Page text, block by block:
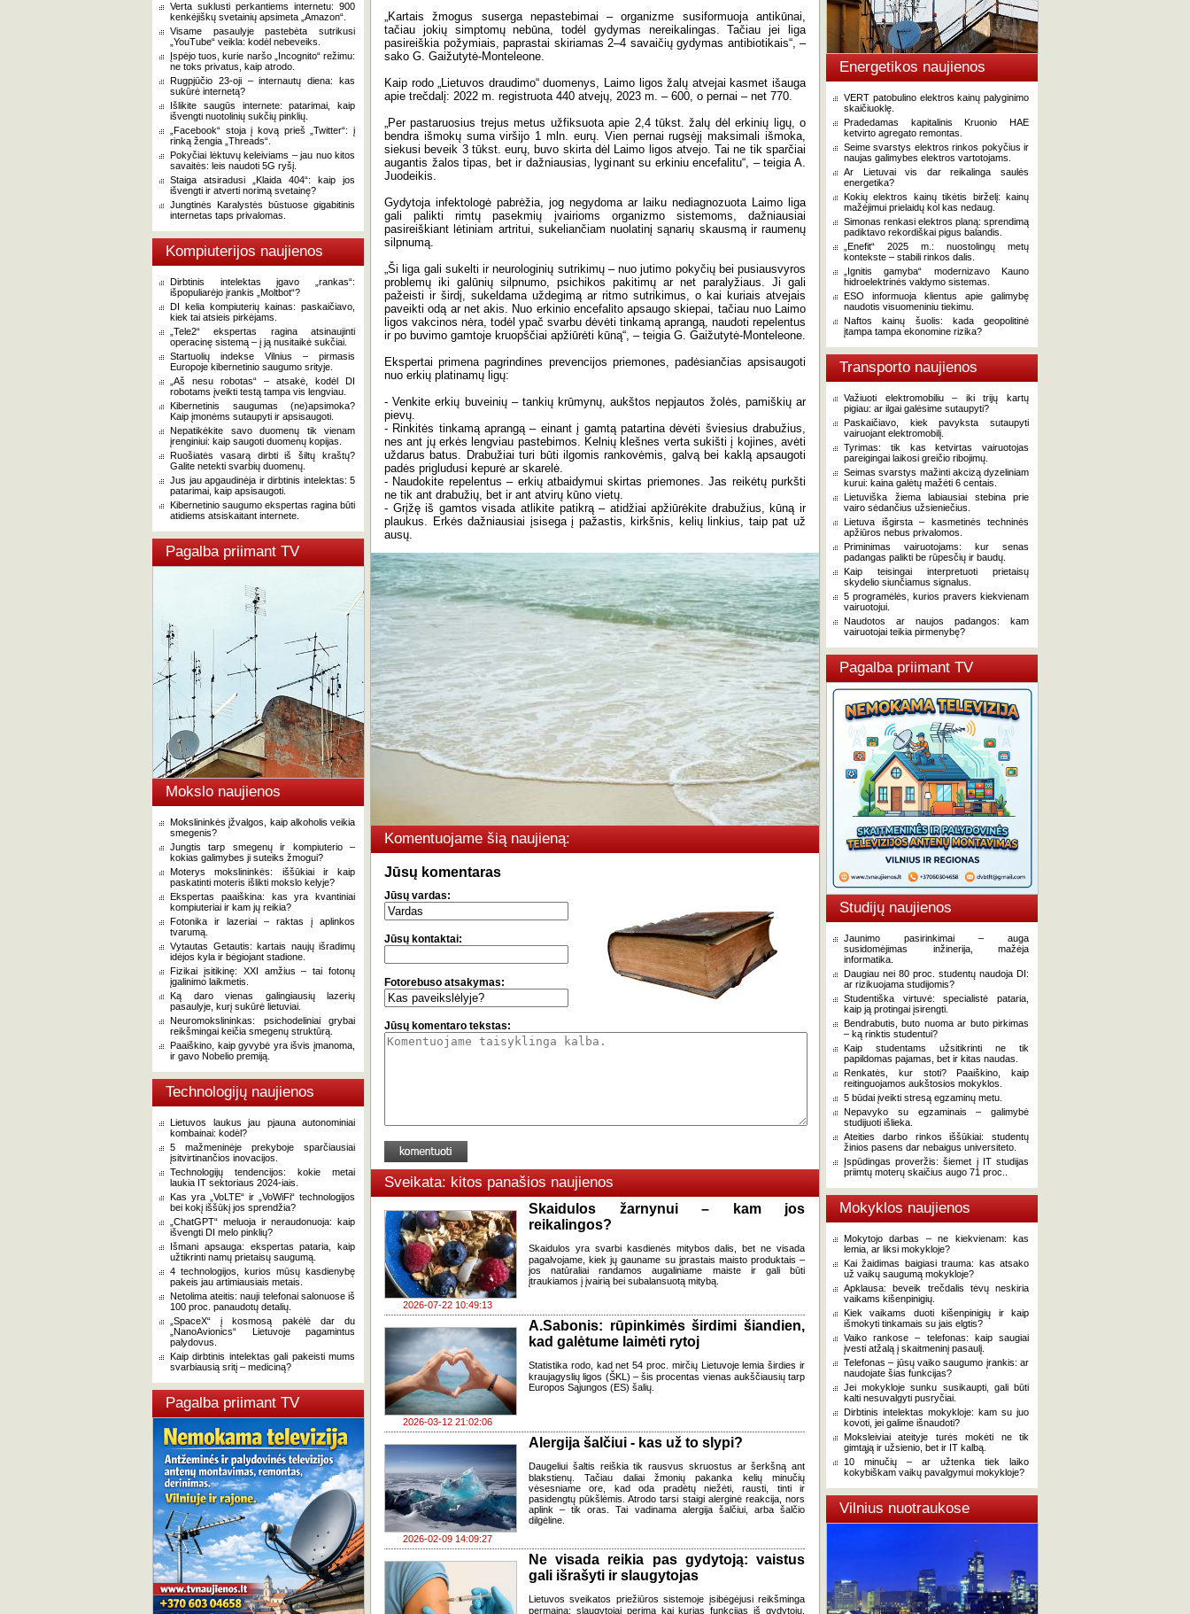
Verta suklusti perkantiems internetu: 900
kenkėjiškų svetainių apsimeta „Amazon“.
Visame pasaulyje pastebėta sutrikusi
„YouTube“ veikla: kodėl nebeveiks.
Įspėjo tuos, kurie naršo „Incognito“ režimu:
ne toks privatus, kaip atrodo.
Rugpjūčio 23-oji – internautų diena: kas
sukūrė internetą?
Išlikite saugūs internete: patarimai, kaip
išvengti nuotolinių sukčių pinklių.
„Facebook“ stoja į kovą prieš „Twitter“: į
rinką žengia „Threads“.
Pokyčiai lėktuvų keleiviams – jau nuo kitos
savaitės: leis naudoti 5G ryšį.
Staiga atsiradusi „Klaida 404“: kaip jos
išvengti ir atverti norimą svetainę?
Jungtinės Karalystės būstuose gigabitinis
internetas taps privalomas.
Kompiuterijos naujienos
Dirbtinis intelektas įgavo „rankas“:
išpopuliarėjo įrankis „Moltbot“?
DI kelia kompiuterių kainas: paskaičiavo,
kiek tai atsieis pirkėjams.
„Tele2“ ekspertas ragina atsinaujinti
operacinę sistemą – į ją nusitaikė sukčiai.
Startuolių indekse Vilnius – pirmasis
Europoje kibernetinio saugumo srityje.
„Aš nesu robotas“ – atsakė, kodėl DI
robotams įveikti testą tampa vis lengviau.
Kibernetinis saugumas (ne)apsimoka?
Kaip įmonėms sutaupyti ir apsisaugoti.
Nepatikėkite savo duomenų tik vienam
įrenginiui: kaip saugoti duomenų kopijas.
Ruošiatės vasarą dirbti iš šiltų kraštų?
Galite netekti svarbių duomenų.
Jus jau apgaudinėja ir dirbtinis intelektas: 5
patarimai, kaip apsisaugoti.
Kibernetinio saugumo ekspertas ragina būti
atidiems atsiskaitant internete.
Pagalba priimant TV
Mokslo naujienos
Mokslininkės įžvalgos, kaip alkoholis veikia
smegenis?
Jungtis tarp smegenų ir kompiuterio –
kokias galimybes ji suteiks žmogui?
Moterys mokslininkės: iššūkiai ir kaip
paskatinti moteris išlikti mokslo kelyje?
Ekspertas paaiškina: kas yra kvantiniai
kompiuteriai ir kam jų reikia?
Fotonika ir lazeriai – raktas į aplinkos
tvarumą.
Vytautas Getautis: kartais naujų išradimų
idėjos kyla ir bėgiojant stadione.
Fizikai įsitikinę: XXI amžius – tai fotonų
įgalinimo laikmetis.
Ką daro vienas galingiausių lazerių
pasaulyje, kurį sukūrė lietuviai.
Neuromokslininkas: psichodeliniai grybai
reikšmingai keičia smegenų struktūrą.
Paaiškino, kaip gyvybė yra išvis įmanoma,
ir gavo Nobelio premiją.
Technologijų naujienos
Lietuvos laukus jau pjauna autonominiai
kombainai: kodėl?
5 mažmeninėje prekyboje sparčiausiai
įsitvirtinančios inovacijos.
Technologijų tendencijos: kokie metai
laukia IT sektoriaus 2024-iais.
Kas yra „VoLTE“ ir „VoWiFi“ technologijos
bei kokį iššūkį jos sprendžia?
„ChatGPT“ meluoja ir neraudonuoja: kaip
išvengti DI melo pinklių?
Išmani apsauga: ekspertas pataria, kaip
užtikrinti namų prietaisų saugumą.
4 technologijos, kurios mūsų kasdienybę
pakeis jau artimiausiais metais.
Netolima ateitis: nauji telefonai salonuose iš
100 proc. panaudotų detalių.
„SpaceX“ į kosmosą pakėlė dar du
„NanoAvionics“ Lietuvoje pagamintus
palydovus.
Kaip dirbtinis intelektas gali pakeisti mums
svarbiausią sritį – mediciną?
Pagalba priimant TV
„Kartais žmogus suserga nepastebimai – organizme susiformuoja antikūnai,
tačiau jokių simptomų nebūna, todėl gydymas nereikalingas. Tačiau jei liga
pasireiškia požymiais, paprastai skiriamas 2–4 savaičių gydymas antibiotikais“, –
sako G. Gaižutytė-Monteleone.
Kaip rodo „Lietuvos draudimo“ duomenys, Laimo ligos žalų atvejai kasmet išauga
apie trečdalį: 2022 m. registruota 440 atvejų, 2023 m. – 600, o pernai – net 770.
„Per pastaruosius trejus metus užfiksuota apie 2,4 tūkst. žalų dėl erkinių ligų, o
bendra išmokų suma viršijo 1 mln. eurų. Vien pernai rugsėjį maksimali išmoka,
siekusi beveik 3 tūkst. eurų, buvo skirta dėl Laimo ligos atvejo. Tai ne tik sparčiai
augantis žalos tipas, bet ir dažniausias, lyginant su erkiniu encefalitu“, – teigia A.
Juodeikis.
Gydytoja infektologė pabrėžia, jog negydoma ar laiku nediagnozuota Laimo liga
gali palikti rimtų pasekmių įvairioms organizmo sistemoms, dažniausiai
pasireiškiant lėtiniam artritui, sukeliančiam nuolatinį sąnarių skausmą ir raumenų
silpnumą.
„Ši liga gali sukelti ir neurologinių sutrikimų – nuo jutimo pokyčių bei pusiausvyros
problemų iki galūnių silpnumo, psichikos pakitimų ar net paralyžiaus. Ji gali
pažeisti ir širdį, sukeldama uždegimą ar ritmo sutrikimus, o kai kuriais atvejais
paveikti odą ar net akis. Nuo erkinio encefalito apsaugo skiepai, tačiau nuo Laimo
ligos vakcinos nėra, todėl ypač svarbu dėvėti tinkamą aprangą, naudoti repelentus
ir po buvimo gamtoje kruopščiai apžiūrėti kūną“, – teigia G. Gaižutytė-Monteleone.
Ekspertai primena pagrindines prevencijos priemones, padėsiančias apsisaugoti
nuo erkių platinamų ligų:
- Venkite erkių buveinių – tankių krūmynų, aukštos nepjautos žolės, pamiškių ar
pievų.
- Rinkitės tinkamą aprangą – einant į gamtą patartina dėvėti šviesius drabužius,
nes ant jų erkės lengviau pastebimos. Kelnių klešnes verta sukišti į kojines, avėti
uždarus batus. Drabužiai turi būti ilgomis rankovėmis, galvą bei kaklą apsaugoti
padės prigludusi kepurė ar skarelė.
- Naudokite repelentus – erkių atbaidymui skirtas priemones. Jas reikėtų purkšti
ne tik ant drabužių, bet ir ant atvirų kūno vietų.
- Grįžę iš gamtos visada atlikite patikrą – atidžiai apžiūrėkite drabužius, kūną ir
plaukus. Erkės dažniausiai įsisega į pažastis, kirkšnis, kelių linkius, taip pat už
ausų.
Komentuojame šią naujieną:
Jūsų komentaras
Jūsų vardas:
Jūsų kontaktai:
Fotorebuso atsakymas:
Jūsų komentaro tekstas:
Sveikata: kitos panašios naujienos
2026-07-22 10:49:13
Skaidulos žarnynui – kam jos
reikalingos?
Skaidulos yra svarbi kasdienės mitybos dalis, bet ne visada
pagalvojame, kiek jų gauname su įprastais maisto produktais –
jos natūraliai randamos augaliniame maiste ir gali būti
įtraukiamos į įvairią bei subalansuotą mitybą.
2026-03-12 21:02:06
A.Sabonis: rūpinkimės širdimi šiandien,
kad galėtume laimėti rytoj
Statistika rodo, kad net 54 proc. mirčių Lietuvoje lemia širdies ir
kraujagyslių ligos (ŠKL) – šis procentas vienas aukščiausių tarp
Europos Sąjungos (ES) šalių.
2026-02-09 14:09:27
Alergija šalčiui - kas už to slypi?
Daugeliui šaltis reiškia tik rausvus skruostus ar šerkšną ant
blakstienų. Tačiau daliai žmonių pakanka kelių minučių
vėsesniame ore, kad oda pradėtų niežėti, rausti, tinti ir
pasidengtų pūkšlėmis. Atrodo tarsi staigi alerginė reakcija, nors
aplink – tik oras. Tai vadinama alergija šalčiui, arba šalčio
dilgėline.
Ne visada reikia pas gydytoją: vaistus
gali išrašyti ir slaugytojas
Lietuvos sveikatos priežiūros sistemoje įsibėgėjusi reikšminga
permaina: slaugytojai perima kai kurias funkcijas iš gydytojų,
Energetikos naujienos
VERT patobulino elektros kainų palyginimo
skaičiuoklę.
Pradedamas kapitalinis Kruonio HAE
ketvirto agregato remontas.
Seime svarstys elektros rinkos pokyčius ir
naujas galimybes elektros vartotojams.
Ar Lietuvai vis dar reikalinga saulės
energetika?
Kokių elektros kainų tikėtis birželį: kainų
mažėjimui prielaidų kol kas nedaug.
Simonas renkasi elektros planą: sprendimą
padiktavo rekordiškai pigus balandis.
„Enefit“ 2025 m.: nuostolingų metų
kontekste – stabili rinkos dalis.
„Ignitis gamyba“ modernizavo Kauno
hidroelektrinės valdymo sistemas.
ESO informuoja klientus apie galimybę
naudotis visuomeniniu tiekimu.
Naftos kainų šuolis: kada geopolitinė
įtampa tampa ekonomine rizika?
Transporto naujienos
Važiuoti elektromobiliu – iki trijų kartų
pigiau: ar ilgai galėsime sutaupyti?
Paskaičiavo, kiek pavyksta sutaupyti
vairuojant elektromobilį.
Tyrimas: tik kas ketvirtas vairuotojas
pareigingai laikosi greičio ribojimų.
Seimas svarstys mažinti akcizą dyzeliniam
kurui: kaina galėtų mažėti 6 centais.
Lietuviška žiema labiausiai stebina prie
vairo sėdančius užsieniečius.
Lietuva išgirsta – kasmetinės techninės
apžiūros nebus privalomos.
Priminimas vairuotojams: kur senas
padangas palikti be rūpesčių ir baudų.
Kaip teisingai interpretuoti prietaisų
skydelio siunčiamus signalus.
5 programėlės, kurios pravers kiekvienam
vairuotojui.
Naudotos ar naujos padangos: kam
vairuotojai teikia pirmenybę?
Pagalba priimant TV
Studijų naujienos
Jaunimo pasirinkimai – auga
susidomėjimas inžinerija, mažėja
informatika.
Daugiau nei 80 proc. studentų naudoja DI:
ar rizikuojama studijomis?
Studentiška virtuvė: specialistė pataria,
kaip ją protingai įsirengti.
Bendrabutis, buto nuoma ar buto pirkimas
– ką rinktis studentui?
Kaip studentams užsitikrinti ne tik
papildomas pajamas, bet ir kitas naudas.
Renkatės, kur stoti? Paaiškino, kaip
reitinguojamos aukštosios mokyklos.
5 būdai įveikti stresą egzaminų metu.
Nepavyko su egzaminais – galimybė
studijuoti išlieka.
Ateities darbo rinkos iššūkiai: studentų
žinios pasens dar nebaigus universiteto.
Įspūdingas proveržis: šiemet į IT studijas
priimtų moterų skaičius augo 71 proc..
Mokyklos naujienos
Mokytojo darbas – ne kiekvienam: kas
lemia, ar liksi mokykloje?
Kai žaidimas baigiasi trauma: kas atsako
už vaikų saugumą mokykloje?
Apklausa: beveik trečdalis tėvų neskiria
vaikams kišenpinigių.
Kiek vaikams duoti kišenpinigių ir kaip
išmokyti tinkamais su jais elgtis?
Vaiko rankose – telefonas: kaip saugiai
įvesti atžalą į skaitmeninį pasaulį.
Telefonas – jūsų vaiko saugumo įrankis: ar
naudojate šias funkcijas?
Jei mokykloje sunku susikaupti, gali būti
kalti nesuvalgyti pusryčiai.
Dirbtinis intelektas mokykloje: kam su juo
kovoti, jei galime išnaudoti?
Moksleiviai ateityje turės mokėti ne tik
gimtąją ir užsienio, bet ir IT kalbą.
10 minučių – ar užtenka tiek laiko
kokybiškam vaikų pavalgymui mokykloje?
Vilnius nuotraukose